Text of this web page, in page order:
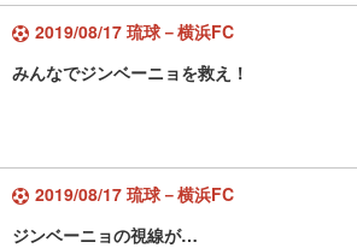
2019/08/17 琉球－横浜FC
みんなでジンベーニョを救え！
2019/08/17 琉球－横浜FC
ジンベーニョの視線が…